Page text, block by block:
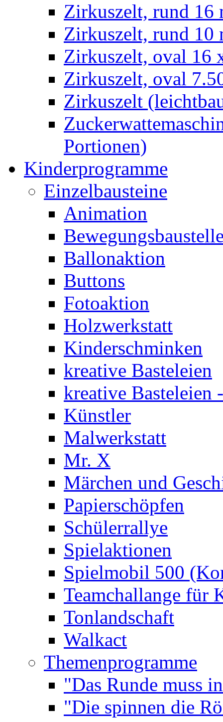
Zirkuszelt, rund 16
Zirkuszelt, rund 10
Zirkuszelt, oval 16
Zirkuszelt, oval
Zirkuszelt
Portionen)
Kinderprogramme
Einzelbausteine
Animation
Ballonaktion
Buttons
Fotoaktion
Holzwerkstatt
Kinderschminken
kreative Basteleien
kreative Basteleien
Künstler
Malwerkstatt
Mr. X
Märchen und
Papierschöpfen
Schülerrallye
Spielaktionen
Spielmobil 500
Teamchallange für
Tonlandschaft
Walkact
Themenprogramme
"Das Runde muss
"Die spinnen die